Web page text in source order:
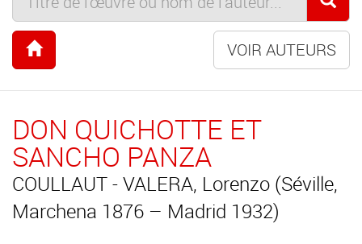
VOIR AUTEURS
DON QUICHOTTE ET
SANCHO PANZA
COULLAUT - VALERA, Lorenzo (Séville,
Marchena 1876 – Madrid 1932)